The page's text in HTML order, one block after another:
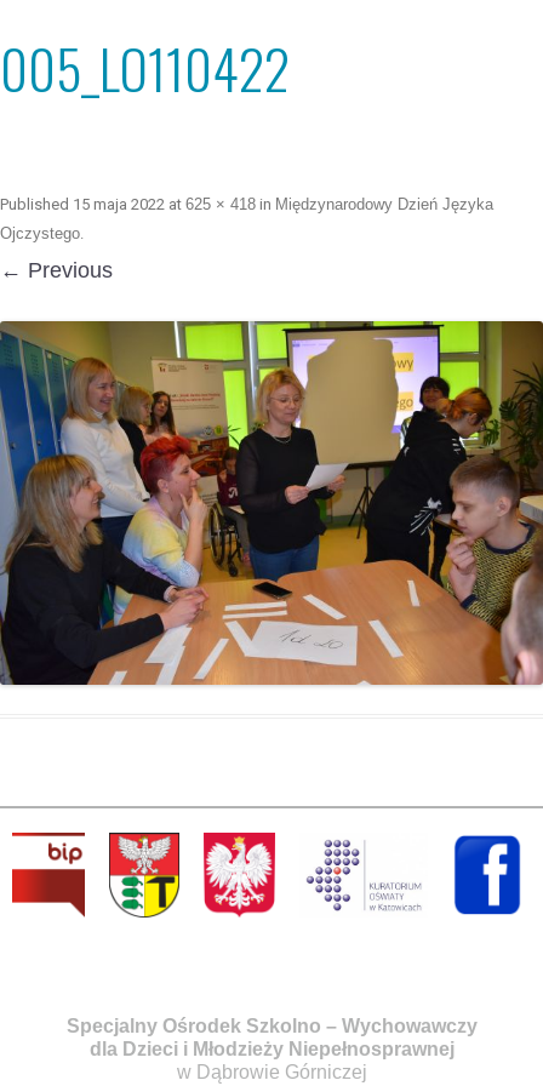
005_LO110422
Published 15 maja 2022 at 625 × 418 in Międzynarodowy Dzień Języka
Ojczystego.
← Previous
Specjalny Ośrodek Szkolno – Wychowawczy
dla Dzieci i Młodzieży Niepełnosprawnej
w Dąbrowie Górniczej